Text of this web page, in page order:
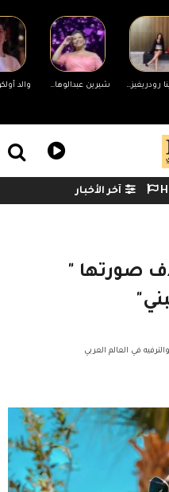
جورجينا رودريغيز ترد على منتقدي جسمها شيرين عبدالوهاب تحضر مفاجأة لجمهورها في حفلها غدًا بالساحل الشمالي
Menu
Watch
آخر الأخبار
صورتها "